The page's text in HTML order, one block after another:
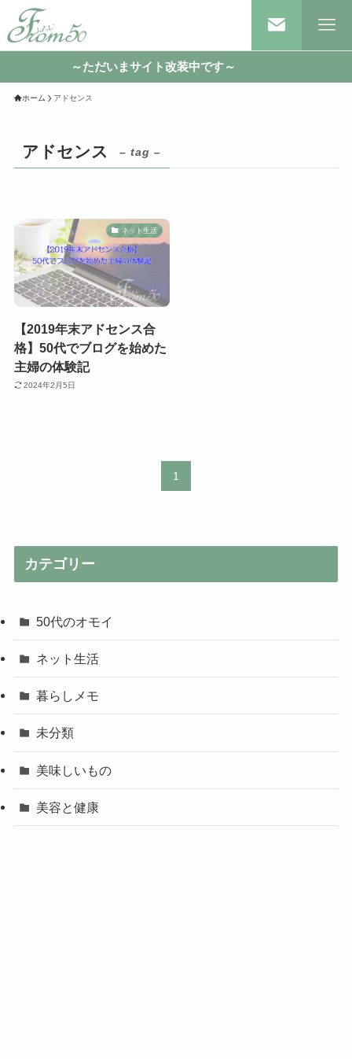
～ただいまサイト改装中です～
ホーム アドセンス
アドセンス – tag –
ネット生活
【2019年末アドセンス合
格】50代でブログを始めた
主婦の体験記
2024年2月5日
1
カテゴリー
50代のオモイ
ネット生活
暮らしメモ
未分類
美味しいもの
美容と健康